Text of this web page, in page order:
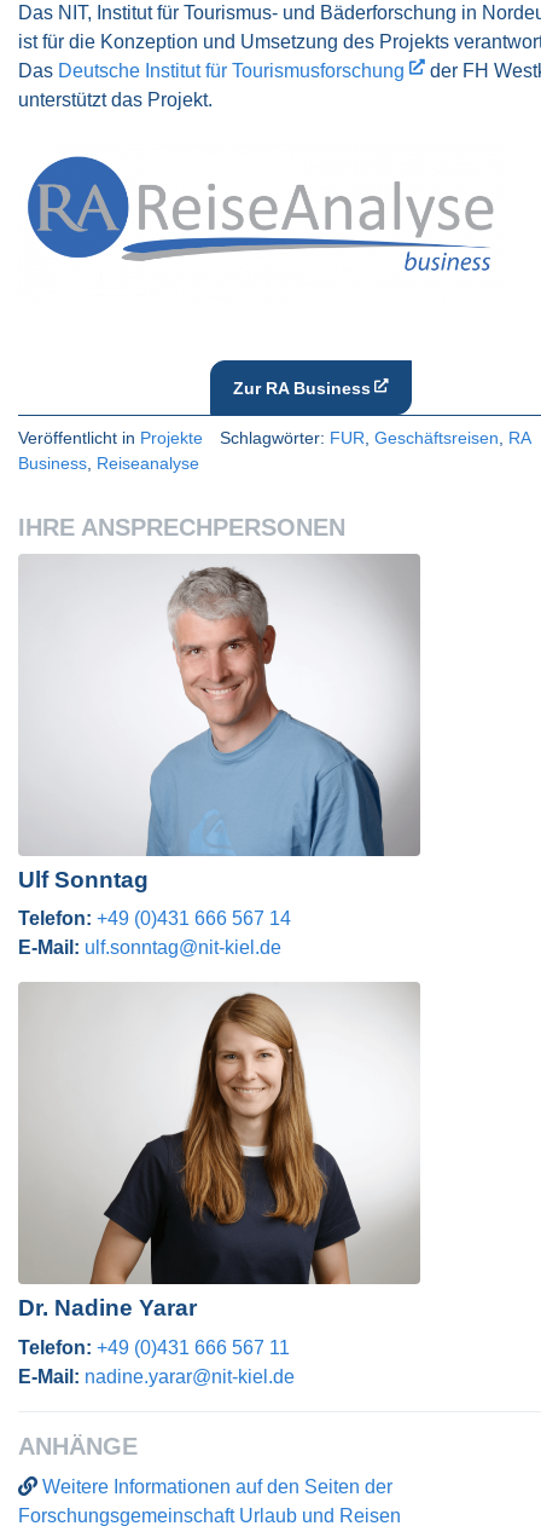
Das NIT, Institut für Tourismus- und Bäderforschung in
ist für die Konzeption und Umsetzung des Projekts
Das Deutsche Institut für Tourismusforschung
der FH
unterstützt das Projekt.
Zur RA Business
Veröffentlicht in Projekte Schlagwörter: FUR ,Geschäftsreisen
RA
Business Reiseanalyse
IHRE ANSPRECHPERSONEN
Ulf Sonntag
Telefon: +49 (0)431 666 567 14
E-Mail: ulf.sonntag@nit-kiel.de
Dr. Nadine Yarar
Telefon: +49 (0)431 666 567 11
E-Mail: nadine.yarar@nit-kiel.de
ANHÄNGE
Weitere Informationen auf den Seiten der
Forschungsgemeinschaft Urlaub und Reisen